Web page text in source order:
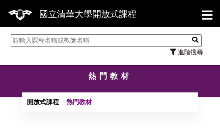
國立清華大學開放式課程
進階搜尋
【
熱門教材
開放式課程 熱門教材